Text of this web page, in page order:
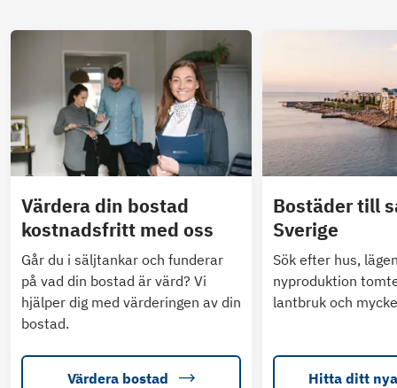
Värdera din bostad
kostnadsfritt med oss
Går du i säljtankar och funderar
på vad din bostad är värd? Vi
hjälper dig med värderingen av din
bostad.
Värdera bostad
Bostäder till
Sverige
Sök efter hus,
nyproduktion
lantbruk och
Hitta ditt